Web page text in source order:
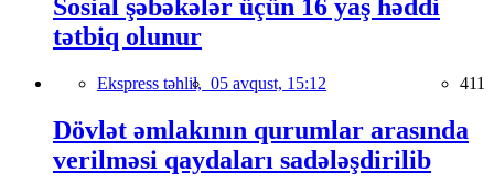
Sosial şəbəkələr üçün 16 yaş həddi
tətbiq olunur
Ekspress təhlil, 05 avqust, 15:12 411
Dövlət əmlakının qurumlar arasında
verilməsi qaydaları sadələşdirilib